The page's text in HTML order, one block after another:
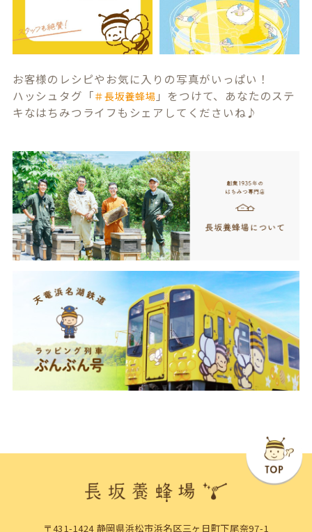
お客様のレシピやお気に入りの写真がいっぱい！
ハッシュタグ「＃長坂養蜂場 」をつけて、あなたのステ
キなはちみつライフもシェアしてくださいね♪
〒431-1424 静岡県浜松市浜名区三ヶ日町下尾奈97-1